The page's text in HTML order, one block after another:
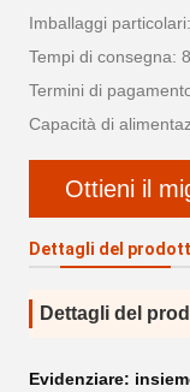
Imballaggi
Tempi di consegna:
Termini di
Capacità di
Ottieni il
Dettagli del
Dettagli del
Evidenziare: